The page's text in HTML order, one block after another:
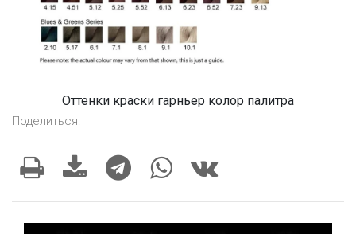
Оттенки краски гарньер колор палитра
Поделиться: